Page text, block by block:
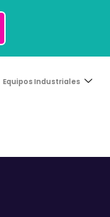
Equipos Industriales